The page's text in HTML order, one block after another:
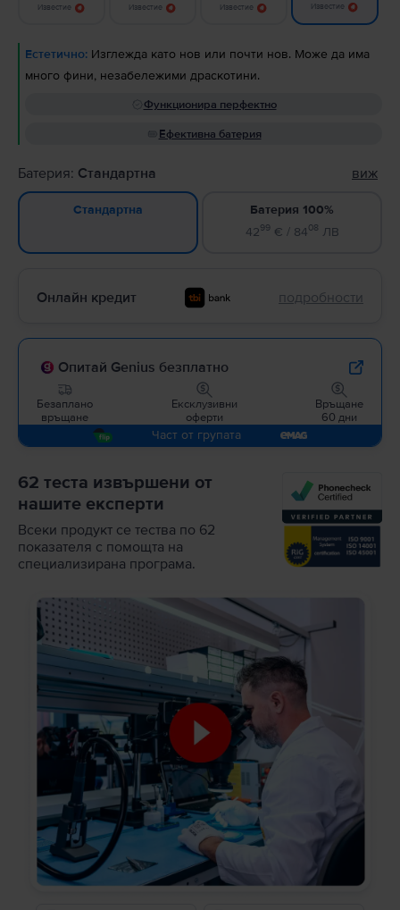
Известие Известие Известие Известие
Естетично: Изглежда като нов или почти нов. Може да има
много фини, незабележими драскотини.
Функционира перфектно
Ефективна батерия
Батерия: Стандартна виж
Стандартна
Батерия 100%
4299€ / 8408 ЛВ
Онлайн кредит подробности
Опитай Genius безплатно
Безаплано
връщане
Ексклузивни
оферти
Връщане
60 дни
Част от групата
62 теста извършени от
нашите експерти
Всеки продукт се тества по 62
показателя с помощта на
специализирана програма.